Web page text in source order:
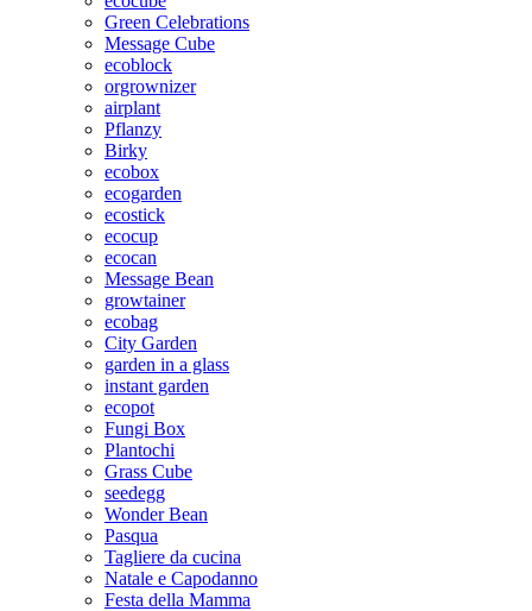
Green Celebrations
Message Cube
ecoblock
orgrownizer
airplant
Pflanzy
Birky
ecobox
ecogarden
ecostick
ecocup
ecocan
Message Bean
growtainer
ecobag
City Garden
garden in a glass
instant garden
ecopot
Fungi Box
Plantochi
Grass Cube
seedegg
Wonder Bean
Pasqua
Tagliere da cucina
Natale e Capodanno
Festa della Mamma